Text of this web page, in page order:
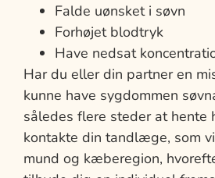
Falde uønsket i søvn
Forhøjet blodtryk
Have nedsat
Har du eller din partner en
kunne have sygdommen
således flere steder at hente
kontakte din tandlæge, som
mund og kæberegion,